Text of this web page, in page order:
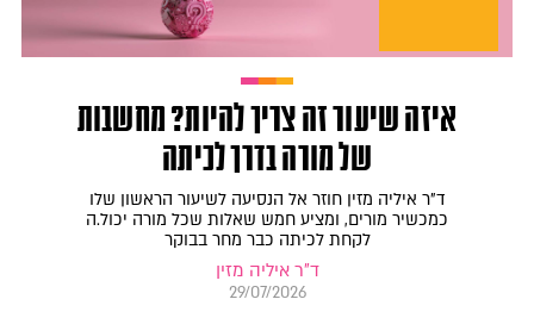
איזה שיעור זה צריך להיות? מחשבות
של מורה בדרך לכיתה
ד"ר איליה מזין חוזר אל הנסיעה לשיעור הראשון שלו
כמכשיר מורים, ומציע חמש שאלות שכל מורה יכול.ה
לקחת לכיתה כבר מחר בבוקר
ד"ר איליה מזין
29/07/2026